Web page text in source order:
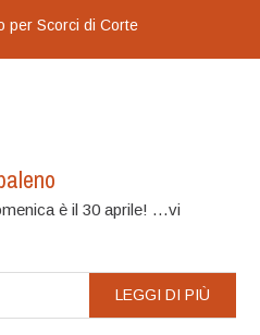
per Scorci di Corte
è il 30 aprile! …vi
LEGGI DI PIÙ